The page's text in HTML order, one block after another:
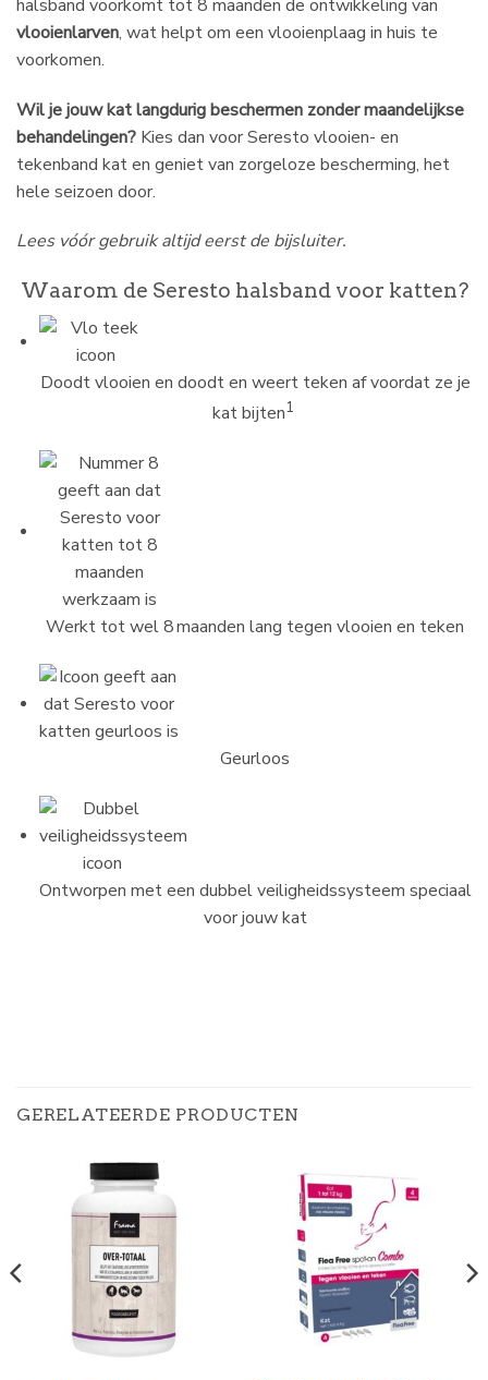
halsband voorkomt tot 8 maanden de ontwikkeling van
vlooienlarven, wat helpt om een vlooienplaag in huis te
voorkomen.
Wil je jouw kat langdurig beschermen zonder maandelijkse
behandelingen? Kies dan voor Seresto vlooien- en
tekenband kat en geniet van zorgeloze bescherming, het
hele seizoen door.
Lees vóór gebruik altijd eerst de bijsluiter.
Waarom de Seresto halsband voor katten?
Doodt vlooien en doodt en weert teken af voordat ze je
kat bijten1
Werkt tot wel 8 maanden lang tegen vlooien en teken
Geurloos
Ontworpen met een dubbel veiligheidssysteem speciaal
voor jouw kat
GERELATEERDE PRODUCTEN